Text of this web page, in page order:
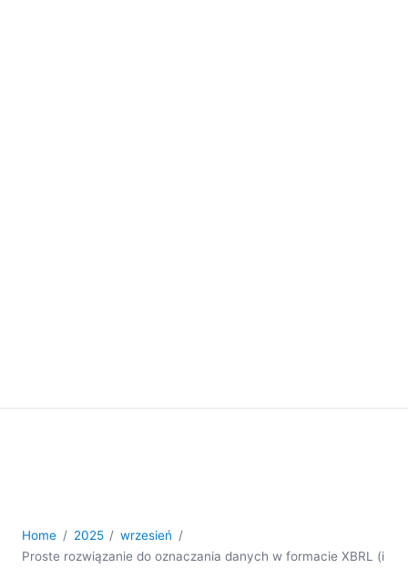
Home 2025
wrzesień
Proste rozwiązanie do oznaczania danych w formacie XBRL (i